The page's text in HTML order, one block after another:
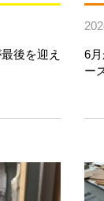
後を迎え
6
ー